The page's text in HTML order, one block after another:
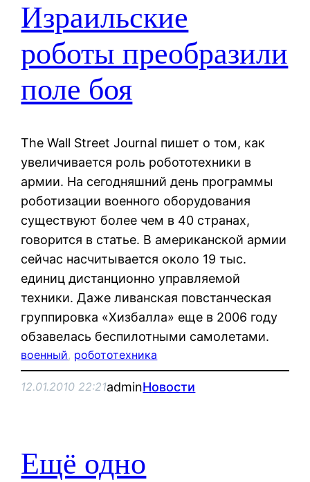
Израильские
роботы преобразили
поле боя
The Wall Street Journal пишет о том, как
увеличивается роль робототехники в
армии. На сегодняшний день программы
роботизации военного оборудования
существуют более чем в 40 странах,
говорится в статье. В американской армии
сейчас насчитывается около 19 тыс.
единиц дистанционно управляемой
техники. Даже ливанская повстанческая
группировка «Хизбалла» еще в 2006 году
обзавелась беспилотными самолетами.
военный, робототехника
12.01.2010 22:21adminНовости
Ещё одно